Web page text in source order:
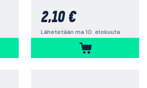
2,10 €
Lähetetään ma 10. elokuuta